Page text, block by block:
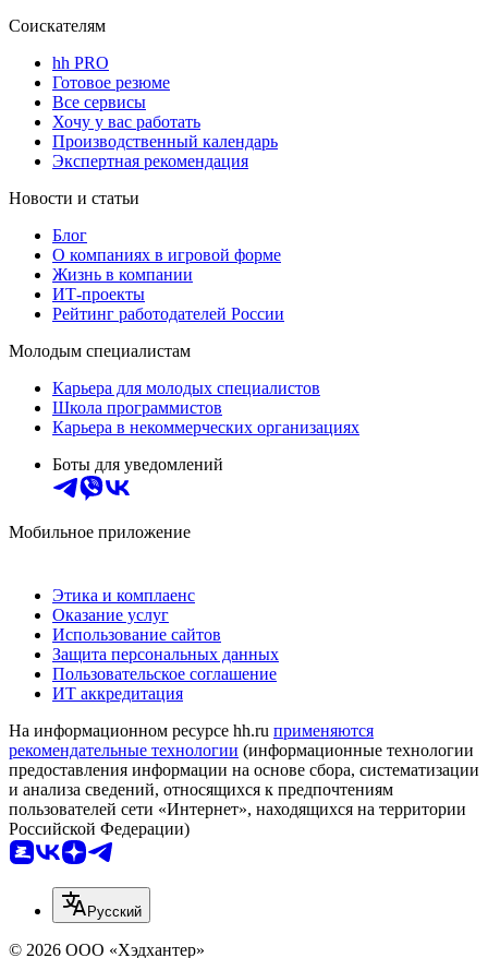
Соискателям
hh PRO
Готовое резюме
Все сервисы
Хочу у вас работать
Производственный календарь
Экспертная рекомендация
Новости и статьи
Блог
О компаниях в игровой форме
Жизнь в компании
ИТ-проекты
Рейтинг работодателей России
Молодым специалистам
Карьера для молодых специалистов
Школа программистов
Карьера в некоммерческих организациях
Боты для уведомлений
Мобильное приложение
Этика и комплаенс
Оказание услуг
Использование сайтов
Защита персональных данных
Пользовательское соглашение
ИТ аккредитация
На информационном ресурсе hh.ru применяются
рекомендательные технологии (информационные технологии
предоставления информации на основе сбора, систематизации
и анализа сведений, относящихся к предпочтениям
пользователей сети «Интернет», находящихся на территории
Российской Федерации)
Русский
© 2026 ООО «Хэдхантер»